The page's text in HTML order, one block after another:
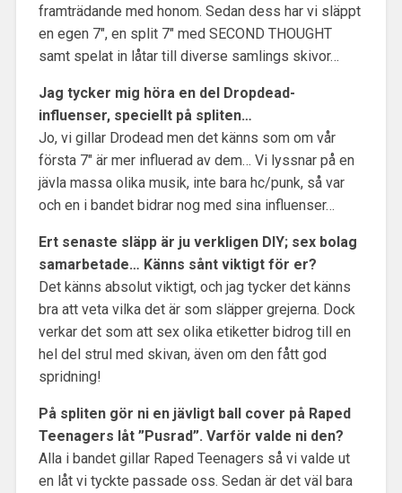
framträdande med honom. Sedan dess har vi släppt
en egen 7″, en split 7″ med SECOND THOUGHT
samt spelat in låtar till diverse samlings skivor…
Jag tycker mig höra en del Dropdead-
influenser, speciellt på spliten…
Jo, vi gillar Drodead men det känns som om vår
första 7″ är mer influerad av dem… Vi lyssnar på en
jävla massa olika musik, inte bara hc/punk, så var
och en i bandet bidrar nog med sina influenser…
Ert senaste släpp är ju verkligen DIY; sex bolag
samarbetade… Känns sånt viktigt för er?
Det känns absolut viktigt, och jag tycker det känns
bra att veta vilka det är som släpper grejerna. Dock
verkar det som att sex olika etiketter bidrog till en
hel del strul med skivan, även om den fått god
spridning!
På spliten gör ni en jävligt ball cover på Raped
Teenagers låt ”Pusrad”. Varför valde ni den?
Alla i bandet gillar Raped Teenagers så vi valde ut
en låt vi tyckte passade oss. Sedan är det väl bara